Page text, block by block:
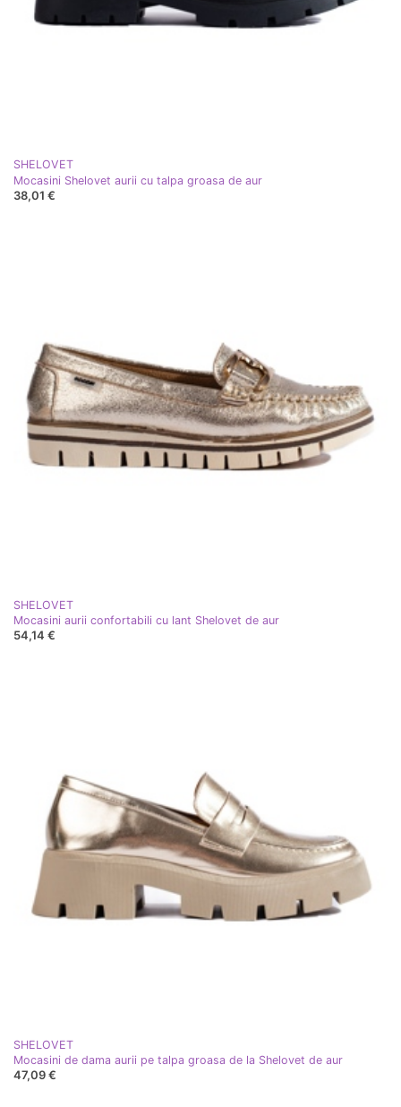
SHELOVET
Mocasini Shelovet aurii cu talpa groasa de aur
38,01 €
SHELOVET
Mocasini aurii confortabili cu lant Shelovet de aur
54,14 €
SHELOVET
Mocasini de dama aurii pe talpa groasa de la Shelovet de aur
47,09 €